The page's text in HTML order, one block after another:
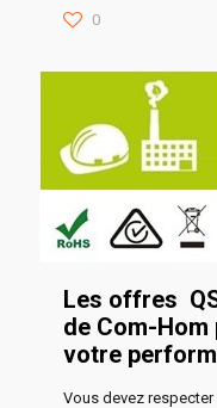
0
Les offres
de Com-
votre
Vous devez